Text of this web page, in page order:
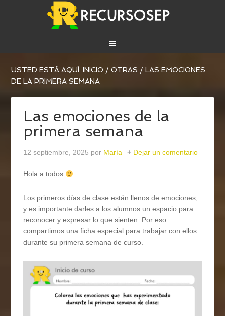
USTED ESTÁ AQUÍ:INICIO / OTRAS / LAS EMOCIONES
DE LA PRIMERA SEMANA
Las emociones de la
primera semana
12 septiembre, 2025 por María Dejar un comentario
Hola a todos
Los primeros días de clase están llenos de emociones,
y es importante darles a los alumnos un espacio para
reconocer y expresar lo que sienten. Por eso
compartimos una ficha especial para trabajar con ellos
durante su primera semana de curso.